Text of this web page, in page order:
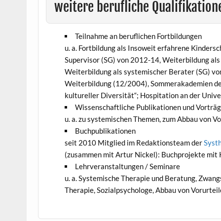
weitere berufliche
Teilnahme an beruflichen Fortbildungen
u. a. Fortbildung als Insoweit erfahrene
Supervisor (SG) von 2012-14, Weiterbildung
Weiterbildung als systemischer Berater (SG)
Weiterbildung (12/2004), Sommerakademien
kultureller Diversität“; Hospitation an der
Wissenschaftliche Publikationen und
u. a. zu systemischen Themen, zum Abbau von
Buchpublikationen
seit 2010 Mitglied im Redaktionsteam der
(zusammen mit Artur Nickel): Buchprojekte mit
Lehrveranstaltungen / Seminare
u. a. Systemische Therapie und Beratung,
Therapie, Sozialpsychologe, Abbau von